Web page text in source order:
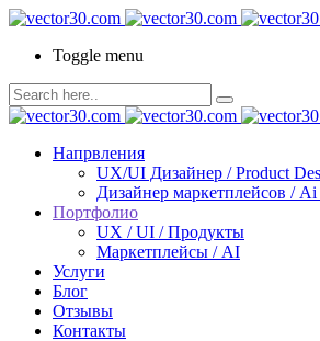
Toggle menu
Напрвления
UX/UI Дизайнер / Product
Дизайнер маркетплейсов /
Портфолио
UX / UI / Продукты
Маркетплейсы / AI
Услуги
Блог
Отзывы
Контакты